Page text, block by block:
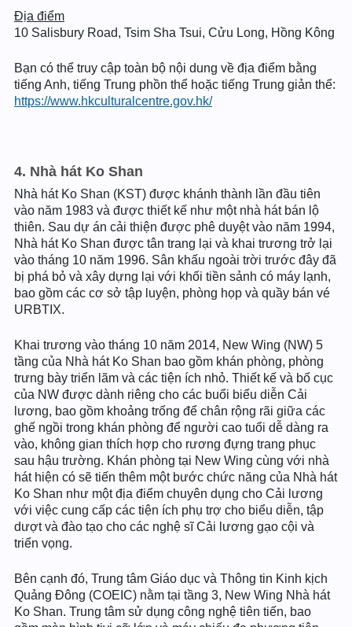
Địa điểm
10 Salisbury Road, Tsim Sha Tsui, Cửu Long, Hồng Kông
Bạn có thể truy cập toàn bộ nội dung về địa điểm bằng
tiếng Anh, tiếng Trung phồn thể hoặc tiếng Trung giản thể:
https://www.hkculturalcentre.gov.hk/
4. Nhà hát Ko Shan
Nhà hát Ko Shan (KST) được khánh thành lần đầu tiên
vào năm 1983 và được thiết kế như một nhà hát bán lộ
thiên. Sau dự án cải thiện được phê duyệt vào năm 1994,
Nhà hát Ko Shan được tân trang lại và khai trương trở lại
vào tháng 10 năm 1996. Sân khấu ngoài trời trước đây đã
bị phá bỏ và xây dựng lại với khối tiền sảnh có máy lạnh,
bao gồm các cơ sở tập luyện, phòng họp và quầy bán vé
URBTIX.
Khai trương vào tháng 10 năm 2014, New Wing (NW) 5
tầng của Nhà hát Ko Shan bao gồm khán phòng, phòng
trưng bày triển lãm và các tiện ích nhỏ. Thiết kế và bố cục
của NW được dành riêng cho các buổi biểu diễn Cải
lương, bao gồm khoảng trống để chân rộng rãi giữa các
ghế ngồi trong khán phòng để người cao tuổi dễ dàng ra
vào, không gian thích hợp cho rương đựng trang phục
sau hậu trường. Khán phòng tại New Wing cùng với nhà
hát hiện có sẽ tiến thêm một bước chức năng của Nhà hát
Ko Shan như một địa điểm chuyên dụng cho Cải lương
với việc cung cấp các tiện ích phụ trợ cho biểu diễn, tập
dượt và đào tạo cho các nghệ sĩ Cải lương gạo cội và
triển vọng.
Bên cạnh đó, Trung tâm Giáo dục và Thông tin Kinh kịch
Quảng Đông (COEIC) nằm tại tầng 3, New Wing Nhà hát
Ko Shan. Trung tâm sử dụng công nghệ tiên tiến, bao